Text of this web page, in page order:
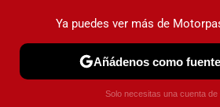
PRUEBAS COCHES ELÉCTRICOS
Ya puedes ver más de
Añádenos como
Solo necesitas una cuenta de